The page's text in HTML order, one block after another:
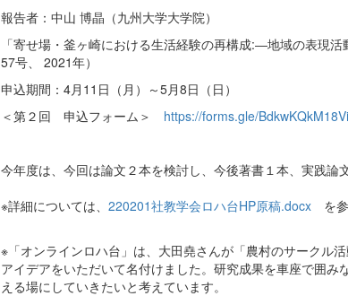
報告者：中山 博晶（九州大学大学院）
「寄せ場・釜ヶ崎における生活経験の再構成:―地域の表現
57号、 2021年）
申込期間：4月11日（月）～5月8日（日）
＜第２回 申込フォーム＞ https://forms.gle/
今年度は、今回は論文２本を検討し、今後著書１本、実践論
※詳細については、 220201社教学会ロハ台HP原稿.docxを参
※「オンラインロハ台」は、大田堯さんが「農村のサークル
アイデアをいただいて名付けました。研究成果を車座で囲
える場にしていきたいと考えています。